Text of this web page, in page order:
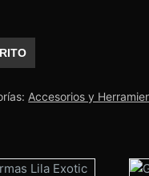
Accesorios y